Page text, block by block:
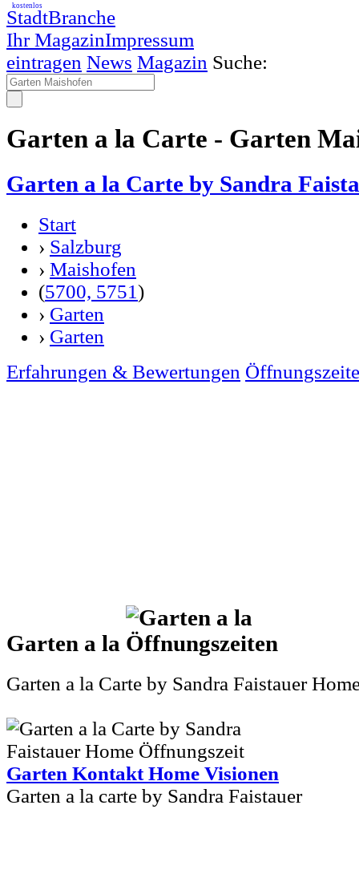
StadtBranche
Ihr MagazinImpressum
kostenlos
eintragen News Magazin Suche:
Garten a la Carte - Garten
Garten a la Carte by Sandra
Start
› Salzburg
› Maishofen
(5700, 5751)
› Garten
› Garten
Erfahrungen & Bewertungen
Garten a la
Garten a la Carte by Sandra Faistauer
Garten Kontakt Home Visionen
Garten a la carte by Sandra Faistauer